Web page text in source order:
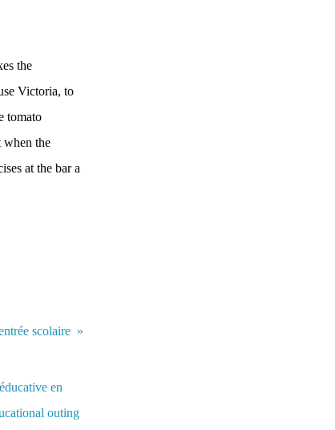
the
Victoria, to
tomato
when the
at the bar a
scolaire